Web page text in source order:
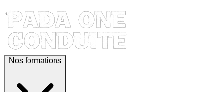
Nos formations